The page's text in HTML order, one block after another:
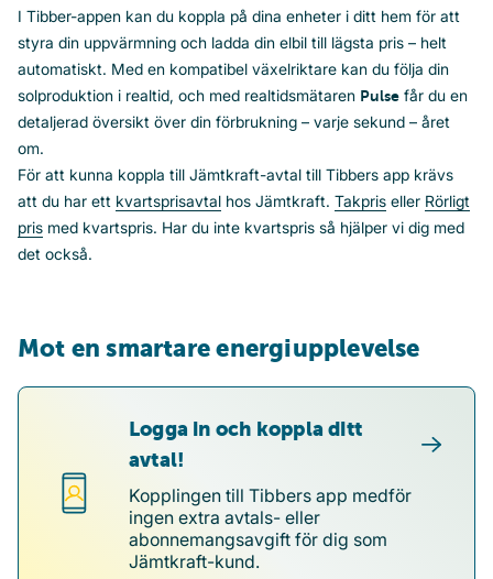
I Tibber-appen kan du koppla på dina enheter i ditt hem för att
styra din uppvärmning och ladda din elbil till lägsta pris – helt
automatiskt. Med en kompatibel växelriktare kan du följa din
solproduktion i realtid, och med realtidsmätaren Pulse får du en
detaljerad översikt över din förbrukning – varje sekund – året
om.
För att kunna koppla till Jämtkraft-avtal till Tibbers app krävs
att du har ett kvartsprisavtal hos Jämtkraft. Takpris eller Rörligt
pris med kvartspris. Har du inte kvartspris så hjälper vi dig med
det också.
Mot en smartare energiupplevelse
Logga in och koppla ditt
avtal!
Kopplingen till Tibbers app medför
ingen extra avtals- eller
abonnemangsavgift för dig som
Jämtkraft-kund.